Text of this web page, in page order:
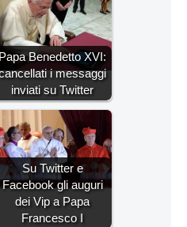
Papa Benedetto XVI:
i messaggi
inviati su Twitter
Su Twitter e
Facebook gli auguri
dei Vip a Papa
Francesco I